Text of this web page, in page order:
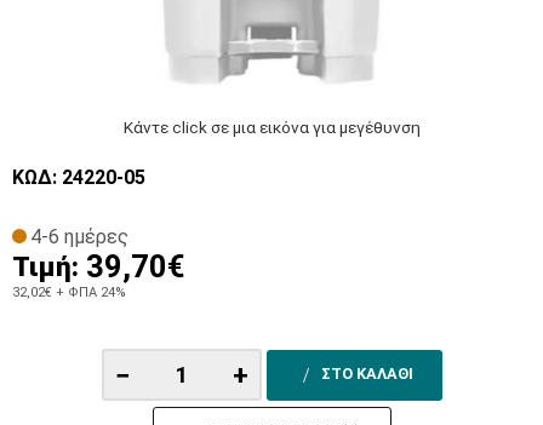
Κάντε click σε μια εικόνα για μεγέθυνση
ΚΩΔ: 24220-05
4-6 ημέρες
Τιμή: 39,70€
32,02€ + ΦΠΑ 24%
− + ΣΤΟ ΚΑΛΑΘΙ